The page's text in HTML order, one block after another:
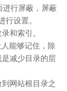
进行屏蔽，屏蔽
行设置。
和索引。
能够记住，除
减少目录的层
网站根目录之